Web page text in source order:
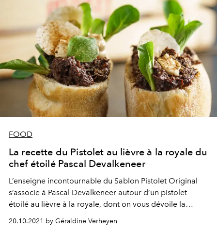
FOOD
La recette du Pistolet au lièvre à la royale du
chef étoilé Pascal Devalkeneer
L’enseigne incontournable du Sablon Pistolet Original
s’associe à Pascal Devalkeneer autour d’un pistolet
étoilé au lièvre à la royale, dont on vous dévoile la
20.10.2021 by Géraldine Verheyen